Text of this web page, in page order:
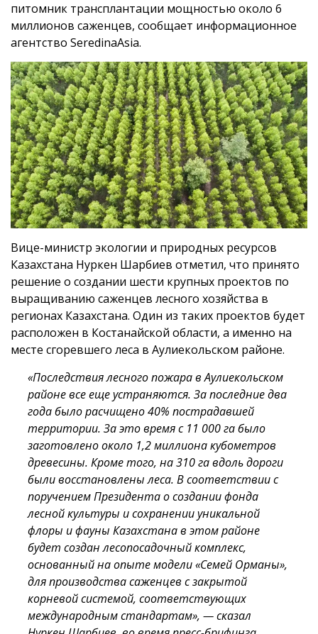
питомник трансплантации мощностью около 6
миллионов саженцев, сообщает информационное
агентство SeredinaAsia.
Вице-министр экологии и природных ресурсов
Казахстана Нуркен Шарбиев отметил, что принято
решение о создании шести крупных проектов по
выращиванию саженцев лесного хозяйства в
регионах Казахстана. Один из таких проектов будет
расположен в Костанайской области, а именно на
месте сгоревшего леса в Аулиекольском районе.
«Последствия лесного пожара в Аулиекольском
районе все еще устраняются. За последние два
года было расчищено 40% пострадавшей
территории. За это время с 11 000 га было
заготовлено около 1,2 миллиона кубометров
древесины. Кроме того, на 310 га вдоль дороги
были восстановлены леса. В соответствии с
поручением Президента о создании фонда
лесной культуры и сохранении уникальной
флоры и фауны Казахстана в этом районе
будет создан лесопосадочный комплекс,
основанный на опыте модели «Семей Орманы»,
для производства саженцев с закрытой
корневой системой, соответствующих
международным стандартам», — сказал